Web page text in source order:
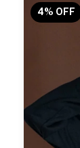
4% OFF